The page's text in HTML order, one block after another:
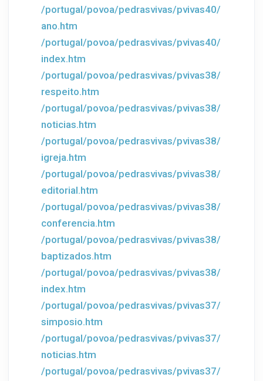
/portugal/povoa/pedrasvivas/pvivas40/
ano.htm
/portugal/povoa/pedrasvivas/pvivas40/
index.htm
/portugal/povoa/pedrasvivas/pvivas38/
respeito.htm
/portugal/povoa/pedrasvivas/pvivas38/
noticias.htm
/portugal/povoa/pedrasvivas/pvivas38/
igreja.htm
/portugal/povoa/pedrasvivas/pvivas38/
editorial.htm
/portugal/povoa/pedrasvivas/pvivas38/
conferencia.htm
/portugal/povoa/pedrasvivas/pvivas38/
baptizados.htm
/portugal/povoa/pedrasvivas/pvivas38/
index.htm
/portugal/povoa/pedrasvivas/pvivas37/
simposio.htm
/portugal/povoa/pedrasvivas/pvivas37/
noticias.htm
/portugal/povoa/pedrasvivas/pvivas37/